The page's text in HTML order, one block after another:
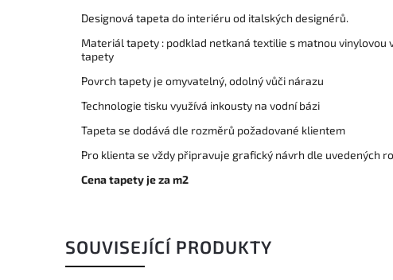
Designová tapeta do interiéru od italských designérů.
Materiál tapety : podklad netkaná textilie s matnou
tapety
Povrch tapety je omyvatelný, odolný vůči nárazu
Technologie tisku využívá inkousty na vodní bázi
Tapeta se dodává dle rozměrů požadované klientem
Pro klienta se vždy připravuje grafický návrh dle uvedených
Cena tapety je za m2
SOUVISEJÍCÍ PRODUKTY